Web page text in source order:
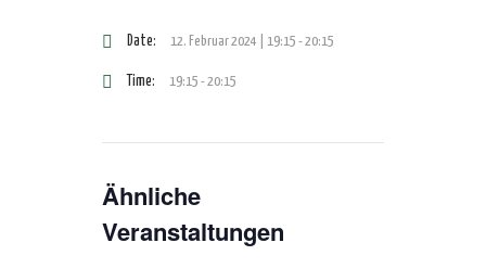
Date: 12. Februar 2024 | 19:15 -20:15
Time: 19:15 - 20:15
Ähnliche
Veranstaltungen